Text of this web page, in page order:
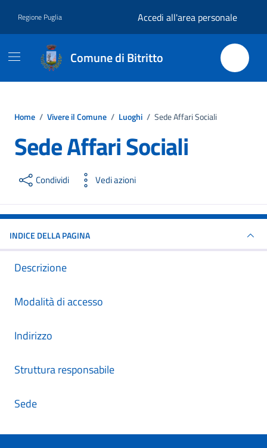
Regione Puglia Accedi all'area personale
Comune di Bitritto
Home / Vivere il Comune / Luoghi / Sede Affari Sociali
Sede Affari Sociali
Condividi Vedi azioni
INDICE DELLA PAGINA
Descrizione
Modalità di accesso
Indirizzo
Struttura responsabile
Sede